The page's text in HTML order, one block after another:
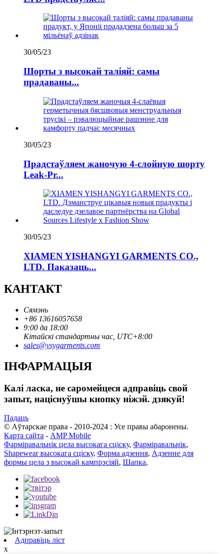
30/05/23
Шорты з высокай таліяй: самы
прадаваны...
30/05/23
Прадстаўляем жаночую 4-слойную шорту
Leak-Pr...
30/05/23
XIAMEN YISHANGYI GARMENTS CO.,
LTD. Паказаць...
КАНТАКТ
Сямэнь
+86 13616057658
9:00 да 18:00
Кітайскі стандартны час, UTC+8:00
sales@ysygarments.com
ІНФАРМАЦЫЯ
Калі ласка, не саромейцеся адправіць свой
запыт, націснуўшы кнопку ніжэй. дзякуй!
Падаць
© Аўтарскае права - 2010-2024 : Усе правы абаронены.
Карта сайта - AMP Mobile
Фарміравальнік цела высокага сціску, Фарміравальнік,
Shapewear высокага сціску, Форма адзення, Адзенне для
формы цела з высокай кампрэсіяй, Шапка,
Адправіць ліст
x